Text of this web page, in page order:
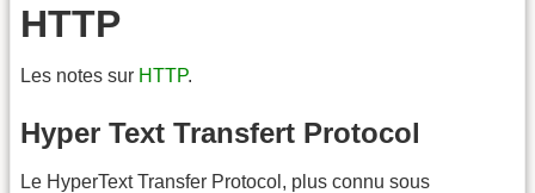
HTTP
Les notes sur HTTP.
Hyper Text Transfert Protocol
Le HyperText Transfer Protocol, plus connu sous